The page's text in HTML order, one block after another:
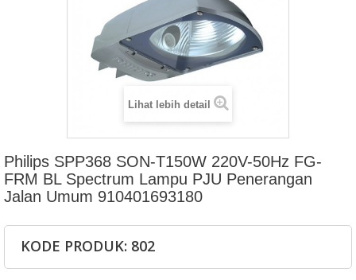
Lihat lebih detail
Philips SPP368 SON-T150W 220V-50Hz FG-
FRM BL Spectrum Lampu PJU Penerangan
Jalan Umum 910401693180
KODE PRODUK: 802